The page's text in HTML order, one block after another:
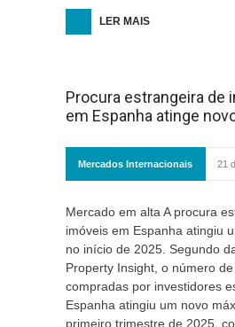
LER MAIS
Procura estrangeira de
em Espanha atinge
Mercados Internacionais 21
Mercado em alta A procura
imóveis em Espanha atingiu
no início de 2025. Segundo
Property Insight, o número
compradas por investidores
Espanha atingiu um novo
primeiro trimestre de 2025,